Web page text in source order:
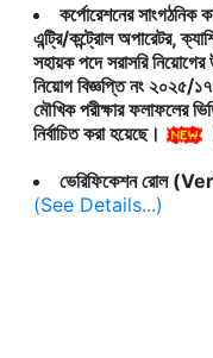
কর্পোরেশনের সাংগঠনিক
এন্ট্রি/কন্ট্রোল অপারেটর,
সহায়ক পদে সরাসরি
নিয়োগ বিজ্ঞপ্তি নং ২০২৫/
মৌখিক পরীক্ষার ফলাফলের
নির্বাচিত করা হয়েছে।
ভেরিফিকেশন রোল
(See Details...)